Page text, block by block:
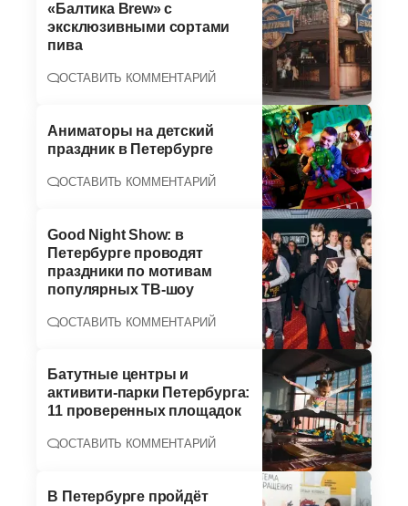
«Балтика Brew» с
эксклюзивными сортами
пива
ОСТАВИТЬ КОММЕНТАРИЙ
Аниматоры на детский
праздник в Петербурге
ОСТАВИТЬ КОММЕНТАРИЙ
Good Night Show: в
Петербурге проводят
праздники по мотивам
популярных ТВ-шоу
ОСТАВИТЬ КОММЕНТАРИЙ
Батутные центры и
активити-парки Петербурга:
11 проверенных площадок
ОСТАВИТЬ КОММЕНТАРИЙ
В Петербурге пройдёт